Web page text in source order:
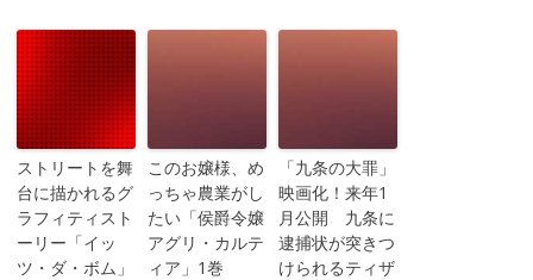
ストリートを舞
台に描かれるグ
ラフィティスト
ーリー「イッ
ツ・ダ・ボム」
このお嬢様、め
っちゃ農業がし
たい「侯爵令嬢
アグリ・カルテ
ィア」1巻
「九条の大罪」
映画化！来年1
月公開 九条に
逮捕状が突きつ
けられるティザ